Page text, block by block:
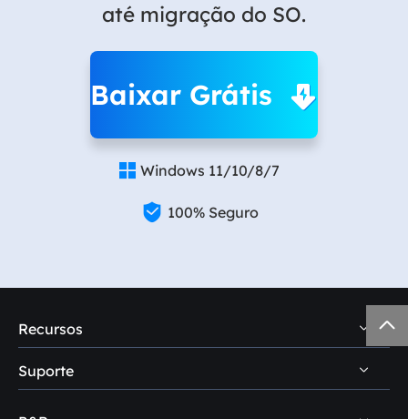
até migração do SO.
Baixar Grátis
 Windows 11/10/8/7
 100% Seguro
Recursos
Dicas de recuperação de dados PC
Dicas de recuperação de dados Mac
Suporte
